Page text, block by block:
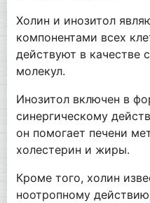
Холин и инозитол
компонентами всех
действуют в качестве
молекул.
Инозитол включен в
синергическому
он помогает печени
холестерин и жиры.
Кроме того, холин
ноотропному